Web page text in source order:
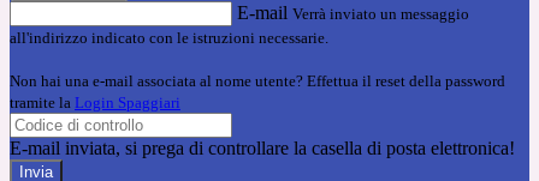
E-mail Verrà inviato un messaggio
all'indirizzo indicato con le istruzioni necessarie.
Non hai una e-mail associata al nome utente? Effettua il reset della password
tramite la Login Spaggiari
E-mail inviata, si prega di controllare la casella di posta elettronica!